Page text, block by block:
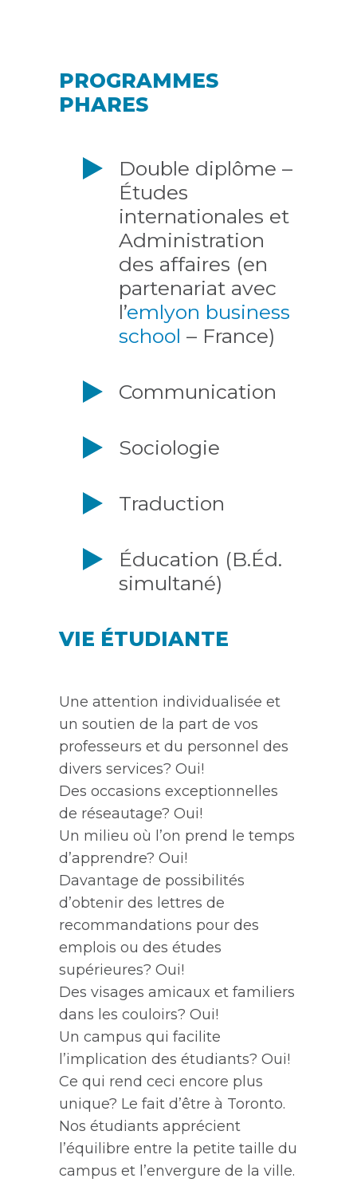
PROGRAMMES
PHARES
Double diplôme –
Études
internationales et
Administration
des affaires (en
partenariat avec
l’emlyon business
school – France)
Communication
Sociologie
Traduction
Éducation (B.Éd.
simultané)
VIE ÉTUDIANTE
Une attention individualisée et
un soutien de la part de vos
professeurs et du personnel des
divers services? Oui!
Des occasions exceptionnelles
de réseautage? Oui!
Un milieu où l’on prend le temps
d’apprendre? Oui!
Davantage de possibilités
d’obtenir des lettres de
recommandations pour des
emplois ou des études
supérieures? Oui!
Des visages amicaux et familiers
dans les couloirs? Oui!
Un campus qui facilite
l’implication des étudiants? Oui!
Ce qui rend ceci encore plus
unique? Le fait d’être à Toronto.
Nos étudiants apprécient
l’équilibre entre la petite taille du
campus et l’envergure de la ville.